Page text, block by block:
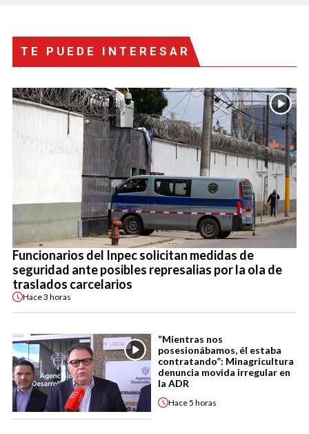
TE PUEDE INTERESAR
Funcionarios del Inpec solicitan medidas de
seguridad ante posibles represalias por la ola de
traslados carcelarios
Hace3 horas
“Mientras nos
posesionábamos, él estaba
contratando”: Minagricultura
denuncia movida irregular en
la ADR
Hace5 horas